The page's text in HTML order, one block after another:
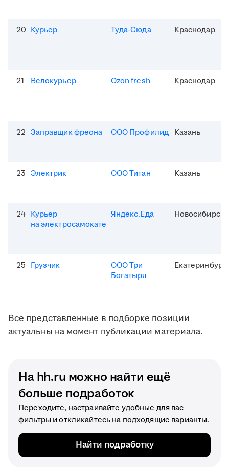
20 Курьер Туда-Сюда Краснодар
21 Велокурьер Ozon fresh Краснодар
22 Заправщик фреона ООО Профилид Казань
23 Электрик ООО Титан Казань
24 Курьер
на электросамокате
Яндекс.Еда Новосибирск
25 Грузчик
ООО Три
Богатыря
Екатеринбург
Все представленные в подборке позиции
актуальны на момент публикации материала.
На hh.ru можно найти ещё
больше подработок
Переходите, настраивайте удобные для вас
фильтры и откликайтесь на подходящие варианты.
Найти подработку